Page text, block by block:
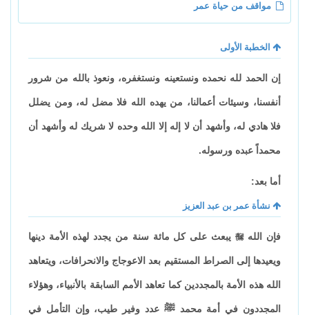
مواقف من حياة عمر
الخطبة الأولى
إن الحمد لله نحمده ونستعينه ونستغفره، ونعوذ بالله من شرور
أنفسنا، وسيئات أعمالنا، من يهده الله فلا مضل له، ومن يضلل
فلا هادي له، وأشهد أن لا إله إلا الله وحده لا شريك له وأشهد أن
محمداً عبده ورسوله.
أما بعد:
نشأة عمر بن عبد العزيز
فإن اللهيبعث على كل مائة سنة من يجدد لهذه الأمة دينها
ويعيدها إلى الصراط المستقيم بعد الاعوجاج والانحرافات، ويتعاهد
الله هذه الأمة بالمجددين كما تعاهد الأمم السابقة بالأنبياء، وهؤلاء
المجددون في أمة محمد ﷺ عدد وفير طيب، وإن التأمل في